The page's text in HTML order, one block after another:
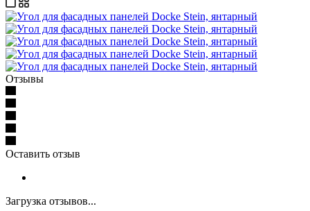
Отзывы
Оставить отзыв
Загрузка отзывов...